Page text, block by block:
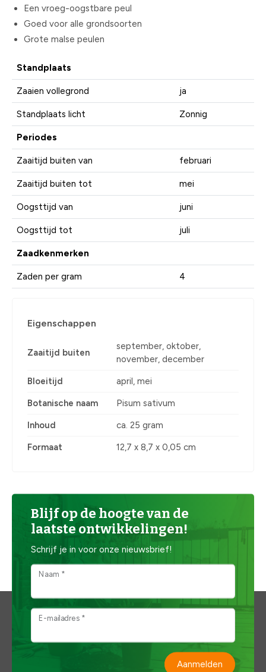
Een vroeg-oogstbare peul
Goed voor alle grondsoorten
Grote malse peulen
Standplaats
Zaaien vollegrond ja
Standplaats licht Zonnig
Periodes
Zaaitijd buiten van februari
Zaaitijd buiten tot mei
Oogsttijd van juni
Oogsttijd tot juli
Zaadkenmerken
Zaden per gram 4
Eigenschappen
Zaaitijd buiten
september, oktober,
november, december
Bloeitijd april, mei
Botanische naam Pisum sativum
Inhoud ca. 25 gram
Formaat 12,7 x 8,7 x 0,05 cm
Blijf op de hoogte van de
laatste ontwikkelingen!
Schrijf je in voor onze nieuwsbrief!
Naam *
E-mailadres *
Aanmelden